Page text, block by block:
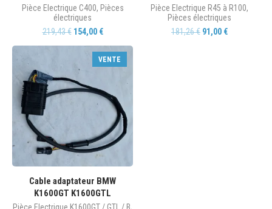
Pièce Electrique C400, Pièces
électriques
219,43€ 154,00 €
Pièce Electrique R45 à R100,
Pièces électriques
181,26€ 91,00 €
VENTE
Cable adaptateur BMW
K1600GT K1600GTL
Pièce Electrique K1600GT / GTL / B,